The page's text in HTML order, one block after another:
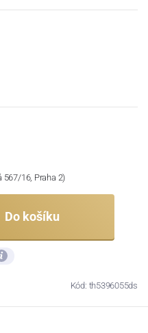
567/16, Praha 2)
Do košíku
Kód: th5396055ds